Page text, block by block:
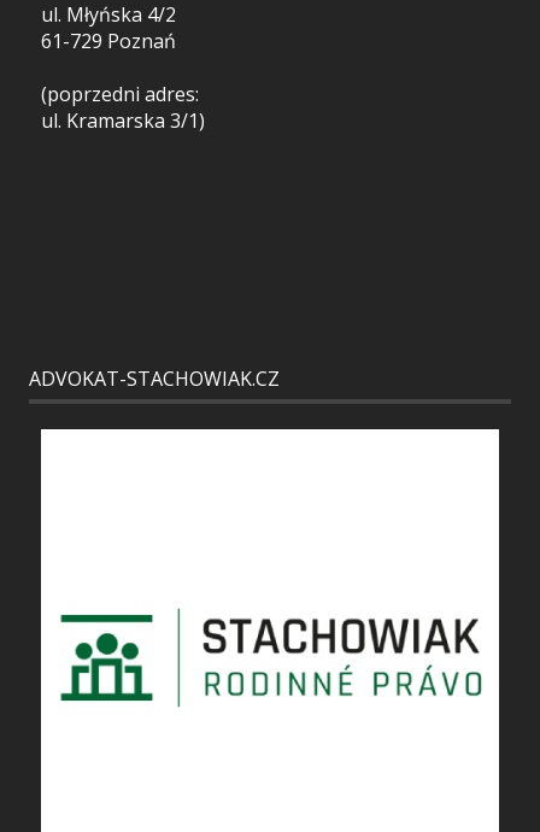
ul. Młyńska 4/2
61-729 Poznań
(poprzedni adres:
ul. Kramarska 3/1)
ADVOKAT-STACHOWIAK.CZ